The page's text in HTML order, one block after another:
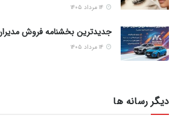
جدیدترین بخشنامه فروش
دیگر رسانه ها